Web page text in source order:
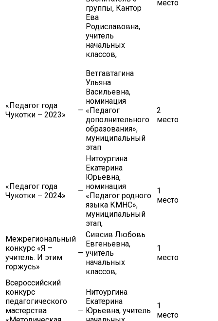
группы, Кантор
Ева
Родиславовна,
учитель
начальных
классов,
место
«Педагог года
Чукотки – 2023»
—
Ветгавтагина
Ульяна
Васильевна,
номинация
«Педагог
дополнительного
образования»,
муниципальный
этап
2
место
«Педагог года
Чукотки – 2024»
—
Нитоургина
Екатерина
Юрьевна,
номинация
«Педагог родного
языка КМНС»,
муниципальный
этап,
1
место
Межрегиональный
конкурс «Я –
учитель. И этим
горжусь»
—
Сивсив Любовь
Евгеньевна,
учитель
начальных
классов,
1
место
Всероссийский
конкурс
педагогического
мастерства
—
Нитоургина
Екатерина
Юрьевна, учитель
1
место